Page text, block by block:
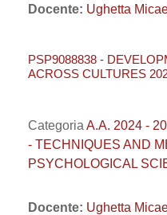
Docente: Ughetta
PSP9088838 -
ACROSS CULTURES
Categoria A.A. 2024 -
- TECHNIQUES AND
PSYCHOLOGICAL
Docente: Ughetta